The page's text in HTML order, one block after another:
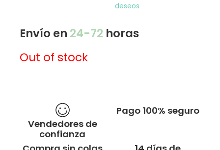
deseos
Envío en 24-72 horas
Out of stock
Vendedores de
confianza
Pago 100% seguro